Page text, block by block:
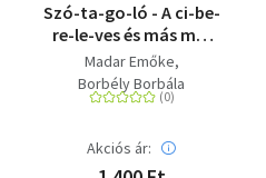
Szó-ta-go-ló - A ci-be-
re-le-ves és más me-
sék - Szí-nez-he-tő raj-
zok-kal
Madar Emőke
Borbély Borbála
Akciós ár: